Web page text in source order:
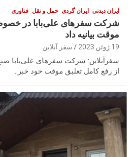
ایران‌ دیدنی ایران گردی حمل‌ و نقل فناوری
شرکت سفرهای علی‌بابا در
موقت بیانیه داد
19 ژوئن 2023 سفر آنلاین
از رفع کامل تعلیق موقت خود خبر…